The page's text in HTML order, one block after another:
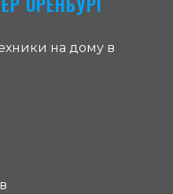
на дому в